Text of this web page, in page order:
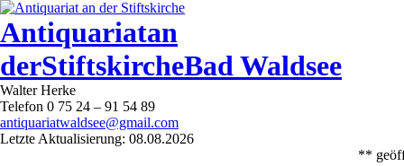
Antiquariatan
derStiftskircheBad Waldsee
Walter Herke
Telefon 0 75 24 – 91 54 89
antiquariatwaldsee@gmail.com
Letzte Aktualisierung: 08.08.2026
**